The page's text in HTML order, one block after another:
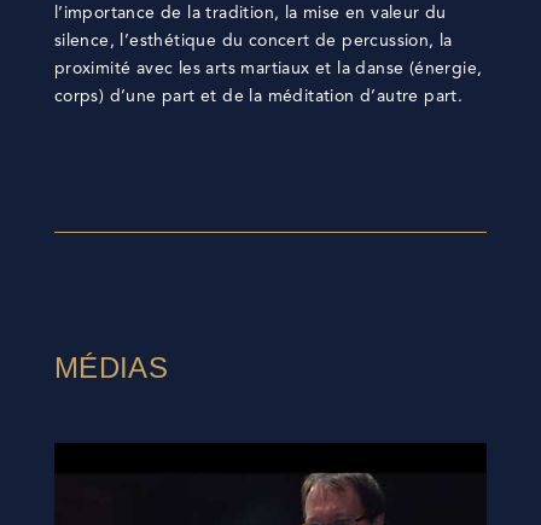
l’importance de la tradition, la mise en valeur du
silence, l’esthétique du concert de percussion, la
proximité avec les arts martiaux et la danse (énergie,
corps) d’une part et de la méditation d’autre part.
MÉDIAS